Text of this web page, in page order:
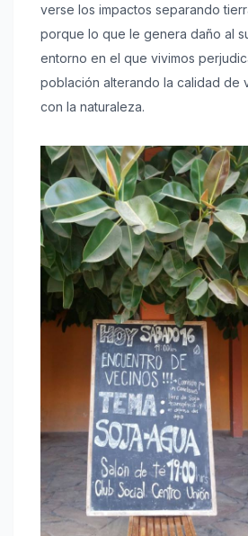
verse los impactos separando
porque lo que le genera daño al
entorno en el que vivimos
población alterando la calidad de
con la naturaleza.